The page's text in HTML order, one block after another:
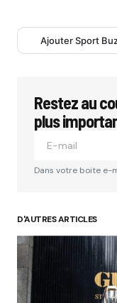
Ajouter Sport
Restez au
plus
Dans votre boite e-
D'AUTRES ARTICLES